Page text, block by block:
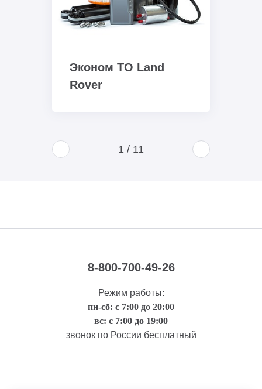
Эконом ТО Land
Rover
1 / 11
8-800-700-49-26
Режим работы:
пн-сб: с 7:00 до 20:00
вс: с 7:00 до 19:00
звонок по России бесплатный